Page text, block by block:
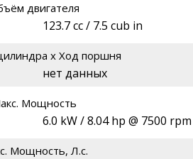
двигателя
123.7 cc / 7.5 cub in
х Ход поршня
нет данных
Мощность
6.0 kW / 8.04 hp @ 7500 rpm
Мощность, Л.с.